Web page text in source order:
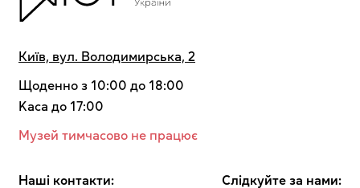
Київ, вул. Володимирська, 2
Щоденно з 10:00 до 18:00
Kaca до 17:00
Музей тимчасово не працює
Наші контакти: Cлідкуйте за нами: